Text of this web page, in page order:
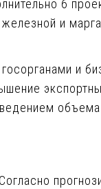
6
и
и